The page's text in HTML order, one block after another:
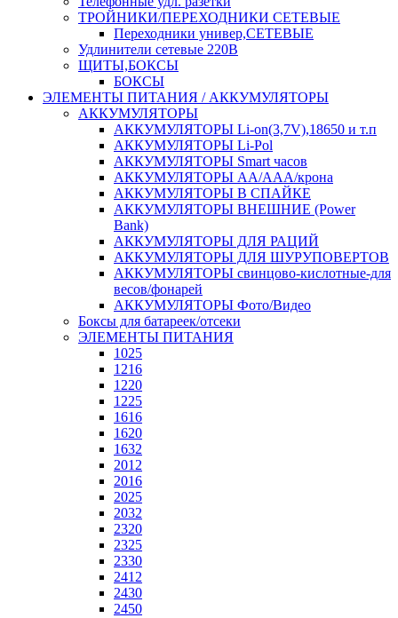
ТРОЙНИКИ/ПЕРЕХОДНИКИ СЕТЕВЫЕ
Переходники универ,СЕТЕВЫЕ
Удлинители сетевые 220В
ЩИТЫ,БОКСЫ
БОКСЫ
ЭЛЕМЕНТЫ ПИТАНИЯ / АККУМУЛЯТОРЫ
АККУМУЛЯТОРЫ
АККУМУЛЯТОРЫ Li-on(3,7V),18650 и т.п
АККУМУЛЯТОРЫ Li-Pol
АККУМУЛЯТОРЫ Smart часов
АККУМУЛЯТОРЫ АА/ААА/крона
АККУМУЛЯТОРЫ В СПАЙКЕ
АККУМУЛЯТОРЫ ВНЕШНИЕ (Power
Bank)
АККУМУЛЯТОРЫ ДЛЯ РАЦИЙ
АККУМУЛЯТОРЫ ДЛЯ ШУРУПОВЕРТОВ
АККУМУЛЯТОРЫ свинцово-кислотные-для
весов/фонарей
АККУМУЛЯТОРЫ Фото/Видео
Боксы для батареек/отсеки
ЭЛЕМЕНТЫ ПИТАНИЯ
1025
1216
1220
1225
1616
1620
1632
2012
2016
2025
2032
2320
2325
2330
2412
2430
2450